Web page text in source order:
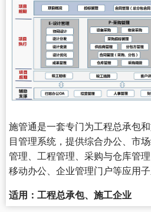
施管通是一套专门为工程总承包
目管理系统，提供综合办公、市
管理、工程管理、采购与仓库管
移动办公、企业管理门户等应用子
适用：工程总承包、施工企业